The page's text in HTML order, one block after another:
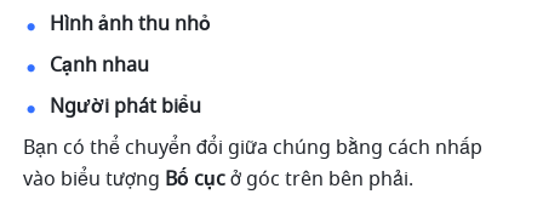
Hình ảnh thu nhỏ
Cạnh nhau
Người phát biểu
Bạn có thể chuyển đổi giữa chúng bằng cách nhấp
vào biểu tượng Bố cục ở góc trên bên phải.